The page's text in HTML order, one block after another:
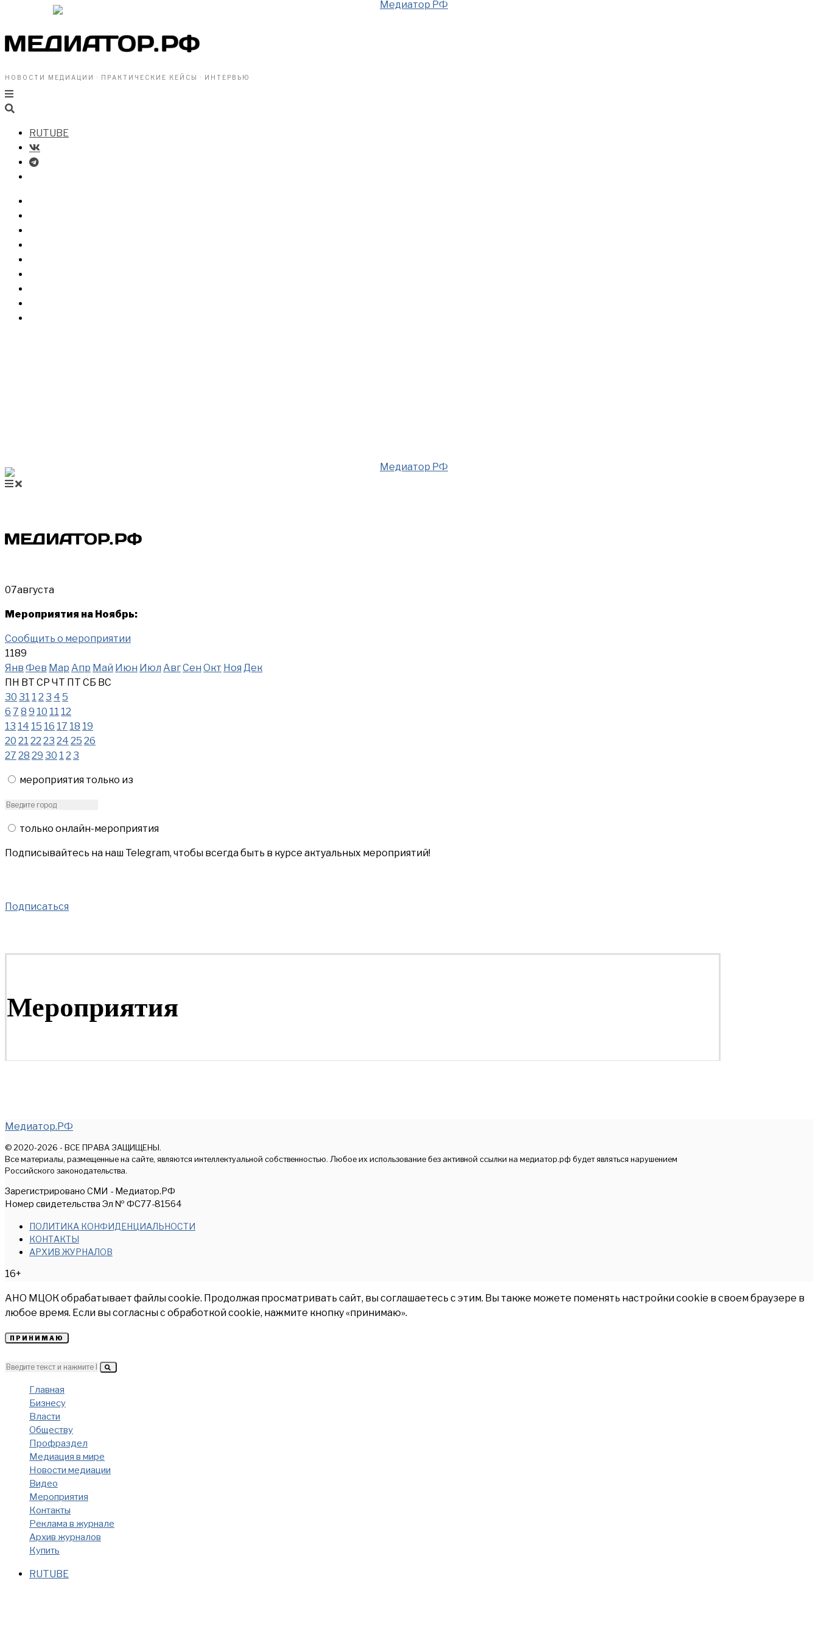
НОВОСТИ МЕДИАЦИИ · ПРАКТИЧЕСКИЕ КЕЙСЫ · ИНТЕРВЬЮ
RUTUBE
07августа
Мероприятия на Ноябрь:
Сообщить о мероприятии
1189
Янв Фев Мар Апр Май Июн Июл АвгСен Окт Ноя Дек
ПН ВТ СР ЧТ ПТ СБ ВС
30 31 1 2 3 4 5
6 7 8 9 10 11 12
13 14 15 16 17 18 19
20 21 22 23 24 25 26
27 28 29 30 1 2 3
мероприятия только из
только онлайн-мероприятия
Подписывайтесь на наш Telegram, чтобы всегда быть в курсе актуальных мероприятий!
Подписаться
Мероприятия
Медиатор.РФ
© 2020-2026 - ВСЕ ПРАВА ЗАЩИЩЕНЫ.
Все материалы, размещенные на сайте, являются интеллектуальной собственностью. Любое их использование без активной ссылки на медиатор.рф будет являться нарушением
Российского законодательства.
Зарегистрировано СМИ - Медиатор.РФ
Номер свидетельства Эл № ФС77-81564
ПОЛИТИКА КОНФИДЕНЦИАЛЬНОСТИ
КОНТАКТЫ
АРХИВ ЖУРНАЛОВ
16+
АНО МЦОК обрабатывает файлы cookie. Продолжая просматривать сайт, вы соглашаетесь с этим. Вы также можете поменять настройки cookie в своем браузере в
любое время. Если вы согласны с обработкой cookie, нажмите кнопку «принимаю».
ПРИНИМАЮ
Главная
Бизнесу
Власти
Обществу
Профраздел
Медиация в мире
Новости медиации
Видео
Мероприятия
Контакты
Реклама в журнале
Архив журналов
Купить
RUTUBE